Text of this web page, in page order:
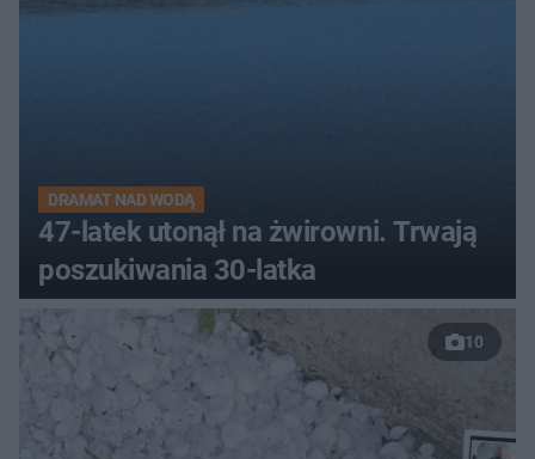
DRAMAT NAD WODĄ
47-latek utonął na żwirowni. Trwają
poszukiwania 30-latka
10